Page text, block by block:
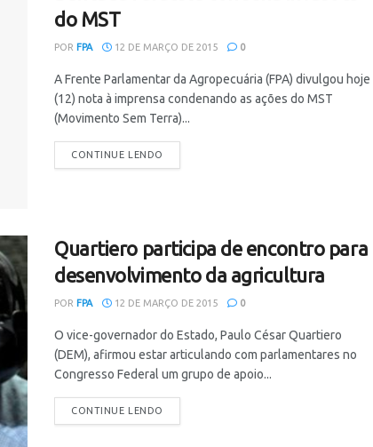
do MST
POR FPA 12 DE MARÇO DE 2015 0
A Frente Parlamentar da Agropecuária (FPA) divulgou hoje
(12) nota à imprensa condenando as ações do MST
(Movimento Sem Terra)...
CONTINUE LENDO
Quartiero participa de encontro para
desenvolvimento da agricultura
POR FPA 12 DE MARÇO DE 2015 0
O vice-governador do Estado, Paulo César Quartiero
(DEM), afirmou estar articulando com parlamentares no
Congresso Federal um grupo de apoio...
CONTINUE LENDO